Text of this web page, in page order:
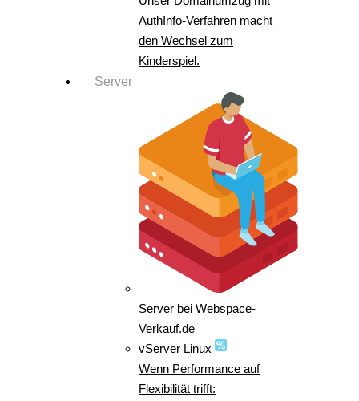
AuthInfo-Verfahren macht
den Wechsel zum
Kinderspiel.
Server
Server bei Webspace-
Verkauf.de
vServer Linux
Wenn Performance auf
Flexibilität trifft: